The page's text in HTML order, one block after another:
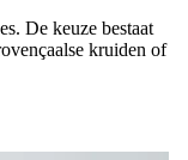
De keuze bestaat
kruiden of